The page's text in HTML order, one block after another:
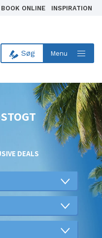
BOOK ONLINE INSPIRATION
Søg Menu
DEALS